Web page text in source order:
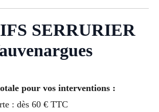
SERRURIER
pour vos interventions :
: dès 60 € TTC